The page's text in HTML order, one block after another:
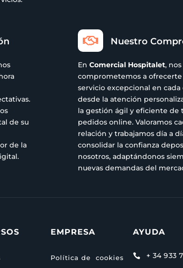
de su
de la
 Nuestro
En Comercial Hospitalet, nos
comprometemos a ofrecerte
servicio excepcional en cada
desde la atención
la gestión ágil y eficiente de
pedidos online. Valoramos
relación y trabajamos día a
consolidar la confianza
nosotros, adaptándonos
nuevas demandas del
EMPRESA
Política de cookies
AYUDA
 + 34 933